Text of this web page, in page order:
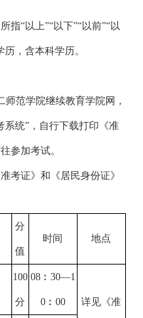
指“以上”“以下”“以前”“以
，含本科学历。
师范学院继续教育学院网，
系统”，自行下载打印《准
参加考试。
考证》和《居民身份证》
分
值
时间 地点
100
分
08︰30—1
0︰00 详见《准